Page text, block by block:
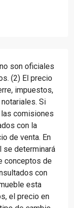
son oficiales
(2) El precio
impuestos,
Si
las comisiones
con la
de venta. En
se determinará
conceptos de
con
esta
el precio en